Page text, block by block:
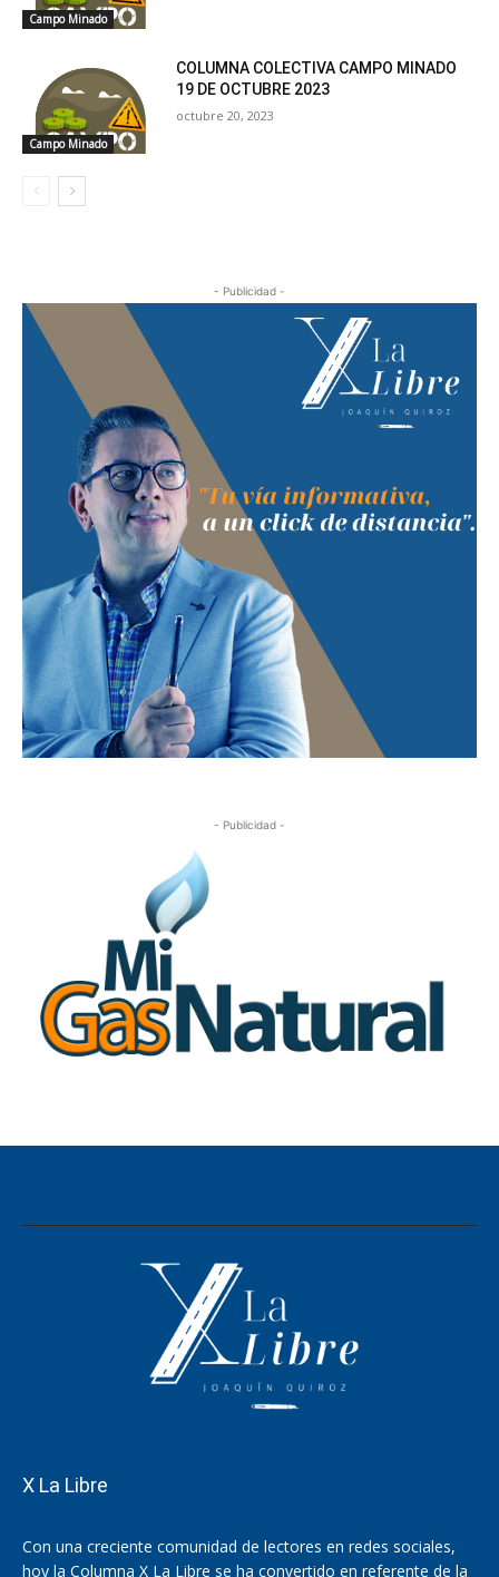
X La Libre
Con una creciente comunidad de lectores en redes sociales,
hoy la Columna X La Libre se ha convertido en referente de la